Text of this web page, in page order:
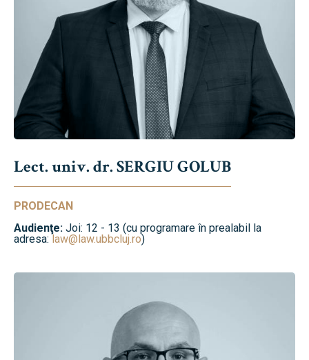
Lect. univ. dr. SERGIU GOLUB
PRODECAN
Audienţe: Joi: 12 - 13 (cu programare în prealabil la
adresa:law@law.ubbcluj.ro)